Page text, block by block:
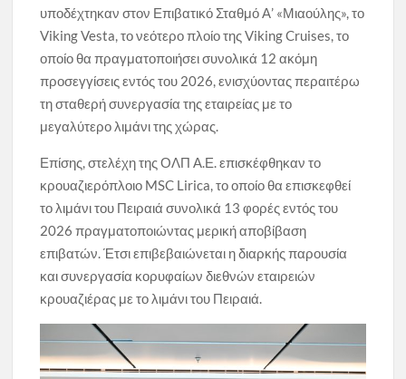
υποδέχτηκαν στον Επιβατικό Σταθμό Α’ «Μιαούλης», το
Viking Vesta, το νεότερο πλοίο της Viking Cruises, το
οποίο θα πραγματοποιήσει συνολικά 12 ακόμη
προσεγγίσεις εντός του 2026, ενισχύοντας περαιτέρω
τη σταθερή συνεργασία της εταιρείας με το
μεγαλύτερο λιμάνι της χώρας.
Επίσης, στελέχη της ΟΛΠ Α.Ε. επισκέφθηκαν το
κρουαζιερόπλοιο MSC Lirica, το οποίο θα επισκεφθεί
το λιμάνι του Πειραιά συνολικά 13 φορές εντός του
2026 πραγματοποιώντας μερική αποβίβαση
επιβατών. Έτσι επιβεβαιώνεται η διαρκής παρουσία
και συνεργασία κορυφαίων διεθνών εταιρειών
κρουαζιέρας με το λιμάνι του Πειραιά.